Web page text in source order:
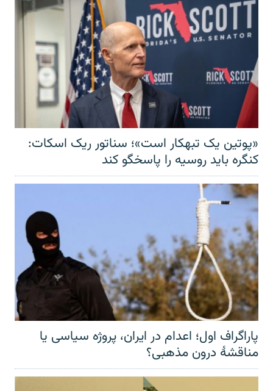
«پوتین یک تبهکار است»؛ سناتور ریک اسکات:
کنگره باید روسیه را پاسخگو کند
پاراگراف اول؛ اعدام در ایران، پروژه سیاسی یا
مناقشهٔ درون مذهبی؟